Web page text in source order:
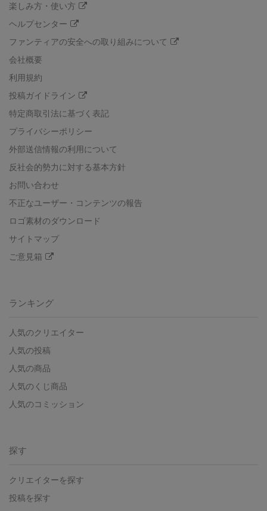
楽しみ方・使い方
ヘルプセンター
ファンティアの安全への取り組みについて
会社概要
利用規約
投稿ガイドライン
特定商取引法に基づく表記
プライバシーポリシー
外部送信情報の利用について
反社会的勢力に対する基本方針
お問い合わせ
不正なユーザー・コンテンツの報告
ロゴ素材のダウンロード
サイトマップ
ご意見箱
ランキング
人気のクリエイター
人気の投稿
人気の商品
人気のくじ商品
人気のコミッション
探す
クリエイターを探す
投稿を探す